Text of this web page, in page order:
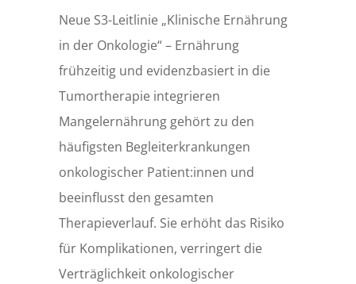
Neue S3-Leitlinie „Klinische Ernährung
in der Onkologie“ – Ernährung
frühzeitig und evidenzbasiert in die
Tumortherapie integrieren
Mangelernährung gehört zu den
häufigsten Begleiterkrankungen
onkologischer Patient:innen und
beeinflusst den gesamten
Therapieverlauf. Sie erhöht das Risiko
für Komplikationen, verringert die
Verträglichkeit onkologischer